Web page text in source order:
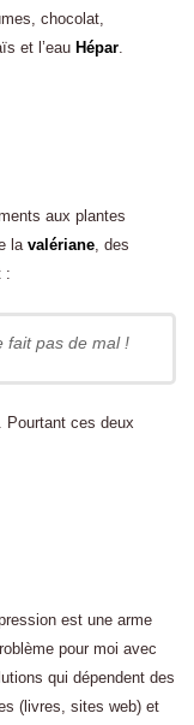
chocolat,
et l’eau Hépar.
aux plantes
la valériane, des
:
fait pas de mal !
Pourtant ces deux
est une arme
pour moi avec
qui dépendent des
(livres, sites web) et